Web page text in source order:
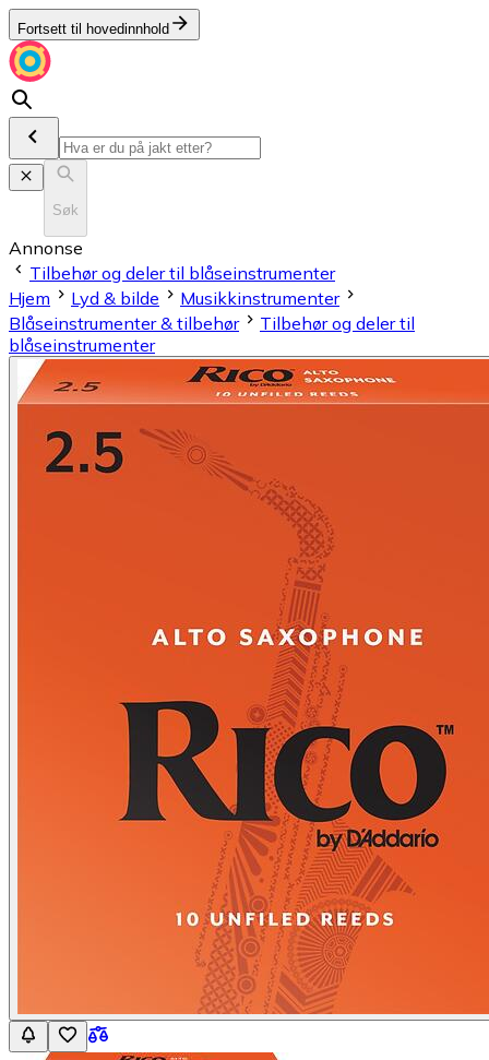
Fortsett til hovedinnhold
Søk
Annonse
Tilbehør og deler til blåseinstrumenter
Hjem
Lyd & bilde
Musikkinstrumenter
Blåseinstrumenter & tilbehør
Tilbehør og deler til
blåseinstrumenter